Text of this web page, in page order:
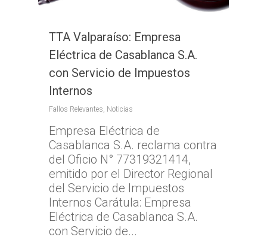
TTA Valparaíso: Empresa
Eléctrica de Casablanca S.A.
con Servicio de Impuestos
Internos
Fallos Relevantes, Noticias
Empresa Eléctrica de
Casablanca S.A. reclama contra
del Oficio N° 77319321414,
emitido por el Director Regional
del Servicio de Impuestos
Internos Carátula: Empresa
Eléctrica de Casablanca S.A.
con Servicio de...